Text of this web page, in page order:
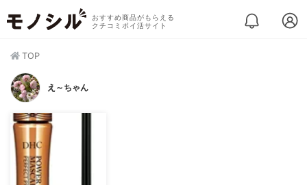
おすすめ商品がもらえる
クチコミポイ活サイト
TOP
え～ちゃん